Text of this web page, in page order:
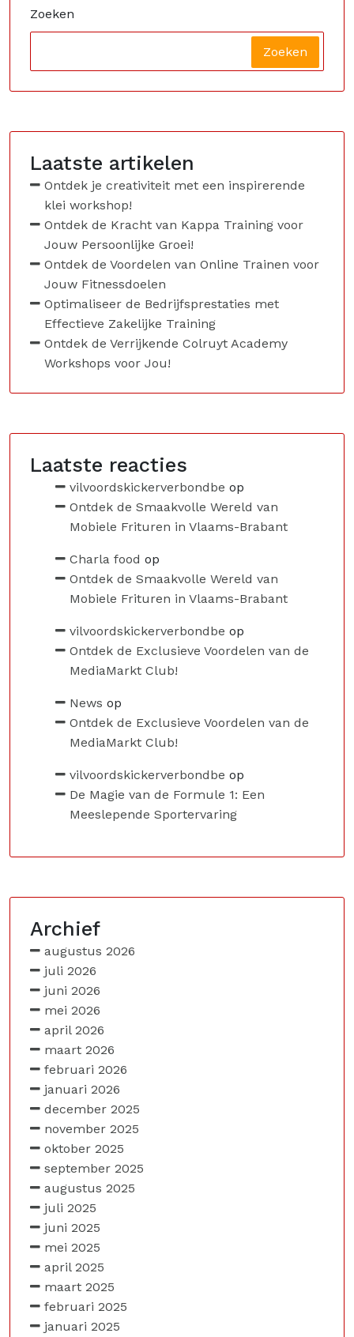
Zoeken
Zoeken
Laatste artikelen
Ontdek je creativiteit met een inspirerende
klei workshop!
Ontdek de Kracht van Kappa Training voor
Jouw Persoonlijke Groei!
Ontdek de Voordelen van Online Trainen voor
Jouw Fitnessdoelen
Optimaliseer de Bedrijfsprestaties met
Effectieve Zakelijke Training
Ontdek de Verrijkende Colruyt Academy
Workshops voor Jou!
Laatste reacties
vilvoordskickerverbondbe op
Ontdek de Smaakvolle Wereld van
Mobiele Frituren in Vlaams-Brabant
Charla food op
Ontdek de Smaakvolle Wereld van
Mobiele Frituren in Vlaams-Brabant
vilvoordskickerverbondbe op
Ontdek de Exclusieve Voordelen van de
MediaMarkt Club!
News op
Ontdek de Exclusieve Voordelen van de
MediaMarkt Club!
vilvoordskickerverbondbe op
De Magie van de Formule 1: Een
Meeslepende Sportervaring
Archief
augustus 2026
juli 2026
juni 2026
mei 2026
april 2026
maart 2026
februari 2026
januari 2026
december 2025
november 2025
oktober 2025
september 2025
augustus 2025
juli 2025
juni 2025
mei 2025
april 2025
maart 2025
februari 2025
januari 2025